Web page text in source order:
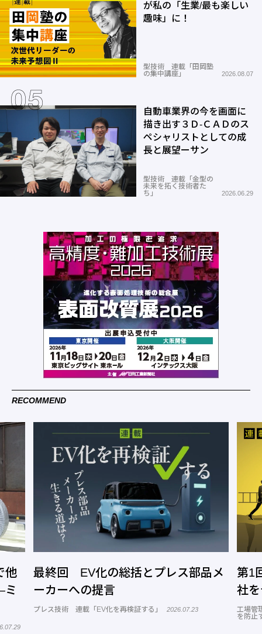
が私の「生業/最も楽しい
趣味」に！
型技術 連載「田岡塾
の集中講座」
2026.08.07
自動車業界の今を画面に
描き出す３Ｄ-ＣＡＤのス
ペシャリストとしての成
長と展望ーサン
型技術 連載「金型の
未来を拓く技術者た
ち」
2026.06.29
RECOMMEND
他
ミ
最終回 EV化の総括とプレス部品メ
ーカーへの提言
プレス技術 連載「EV化を再検証する」 2026.07.23
第1
社
工場管
を防止